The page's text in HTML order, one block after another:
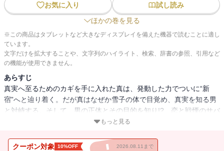
お気に入り
試し読み
ほかの巻を見る
※この商品はタブレットなど大きなディスプレイを備えた機器で読むことに適し
ています。
文字だけを拡大することや、文字列のハイライト、検索、辞書の参照、引用など
の機能が使用できません。
あらすじ
真実へ至るためのカギを手に入れた真は、発動した力でついに“新
宿”へと辿り着く。だが真はなぜか雪子の体で目覚め、真実を知る男
と対峙する。そして、男の正体とその目的を知り!? 恋と戦慄のサバ
もっと見る
クーポン対象 10%OFF 2026.08.11まで